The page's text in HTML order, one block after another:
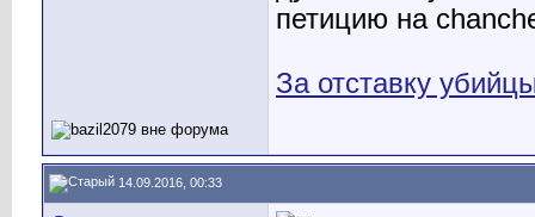
петицию на
За отставку
14.09.2016, 00:33